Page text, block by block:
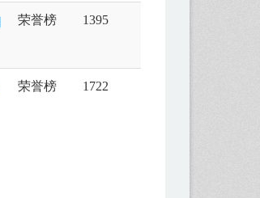
荣誉榜 1395
荣誉榜 1722